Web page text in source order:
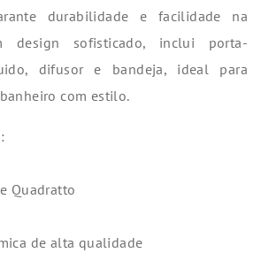
durabilidade e facilidade na
design sofisticado, inclui porta-
difusor e bandeja, ideal para
com estilo.
Quadratto
de alta qualidade